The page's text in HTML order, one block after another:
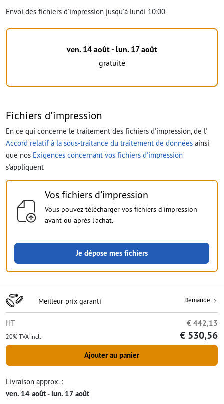
Envoi des fichiers d'impression jusqu'à lundi 10:00
ven. 14 août - lun. 17 août
gratuite
Fichiers d'impression
En ce qui concerne le traitement des fichiers d'impression, de l'
Accord relatif à la sous-traitance du traitement de données ainsi
que nos Exigences concernant vos fichiers d'impression
s'appliquent
Vos fichiers d'impression
Vous pouvez télécharger vos fichiers d'impression
avant ou après l'achat.
Je dépose mes fichiers
Meilleur prix garanti Demande
HT € 442,13
20% TVA incl. € 530,56
Ajouter au panier
Livraison approx. :
ven. 14 août - lun. 17 août